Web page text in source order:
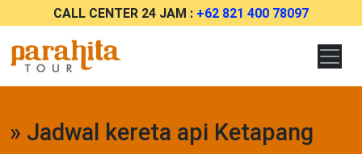
CALL CENTER 24 JAM : +62 821 400 78097
» Jadwal kereta api Ketapang